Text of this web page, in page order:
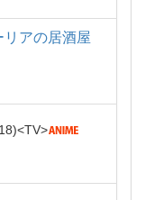
アの居酒屋
TV